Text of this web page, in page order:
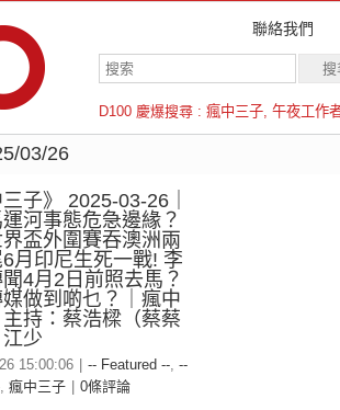
聯絡我們
D100 慶爆搜尋 : 瘋中三子, 午夜工作
羅倫斯
03/26
三子》 2025-03-26｜
河事態危急邊緣？
界盃外圍賽吞澳洲兩
月印尼生死一戰! 李
4月2日前照去馬？
做到啲乜？｜瘋中
持：蔡浩樑（蔡蔡
少
15:00:06 -- Featured --, --
, 瘋中三子 0條評論